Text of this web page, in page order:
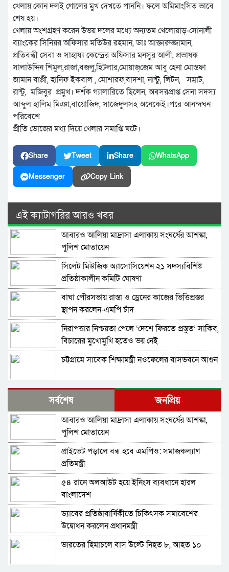
খেলায় কোন দলই গোলের মুখ দেখতে পাননি। ফলে অমিমাংসিত ভাবে
শেষ হয়।
খেলায় অংশগ্রহণ করেন উভয় দলের মধ্যে অন্যতম খেলোয়াড়-সোনালী
ব্যাংকের সিনিয়র অফিসার মতিউর রহমান, ডাঃ আক্তারুজ্জামান,
প্রতিবন্ধী সেবা ও সাহায্য কেন্দ্রের অফিসার মনসুর আলী, প্রভাষক
সালাউদ্দিন শিমুল,রাজা,বজলু,হিটলার,মোয়াজ্জেম আবু হেনা মোস্তফা
জামান বাপ্পী, হানিফ ইকবাল , মোশারফ,বাদশা, নান্টু, লিটন, সম্রাট,
রান্টু, মজিবুর প্রমুখ। দর্শক গ্যালারিতে ছিলেন, অবসরপ্রাপ্ত সেনা সদস্য
আব্দুল হালিম মিঞা,বায়োজিদ, সাজেদুলসহ অনেকেই।পরে আনন্দঘন
পরিবেশে
প্রীতি ভোজের মধ্য দিয়ে খেলার সমাপ্তি ঘটে।
Share Tweet Share WhatsApp
Messenger Copy Link
এই ক্যাটাগরির আরও খবর
আবারও আলিয়া মাদ্রাসা এলাকায় সংঘর্ষের আশঙ্কা,
পুলিশ মোতায়েন
সিলেট মিউজিক অ্যাসোসিয়েশন ২১ সদস্যবিশিষ্ট
প্রতিষ্ঠাকালীন কমিটি ঘোষণা
বাঘা পৌরসভায় রাস্তা ও ড্রেনের কাজের ভিত্তিপ্রস্তর
স্থাপন করলেন-এমপি চাঁদ
নিরাপত্তার নিশ্চয়তা পেলে ‘দেশে ফিরতে প্রস্তুত’ সাকিব,
বিচারের মুখোমুখি হতেও ভয় নেই
চট্টগ্রামে সাবেক শিক্ষামন্ত্রী নওফেলের বাসভবনে আগুন
বগুড়ায় ও সিলেটে দুই ঘণ্টার ব্যবধানে সড়ক দুর্ঘটনায়
শিশুসহ প্রাণ গেল ১৫ জনের
ঢাকায় বাসভবনে অগ্নিকাণ্ড, স্ত্রীসহ হাসপাতালে ভর্তি
পাকিস্তান হাইকমিশনার
আওয়ামী লীগ আমাদের শত্রু নয়, অচিরেই আওয়ামী
লীগ বিএনপির সঙ্গে মিশে যাবে: সংসদ সদস্য নাছির
শহীদ আহসান জুলাই যোদ্ধা নন—দাবি বিএনপি নেতার,
জামায়াত নেতা বললেন, ‘সারজিসও ছাত্রলীগ করতেন’
সাকিব আল হাসানের বাড়িতে পেট্রোল ঢেলে আগুন
দেওয়ার চেষ্টা, ভাঙচুর
গাজীপুর-৫ আসনের সাবেক এমপি আখতারুজ্জামান
সর্বশেষ জনপ্রিয়
আবারও আলিয়া মাদ্রাসা এলাকায় সংঘর্ষের আশঙ্কা,
পুলিশ মোতায়েন
প্রাইভেট পড়ালে বন্ধ হবে এমপিও: সমাজকল্যাণ
প্রতিমন্ত্রী
৫৪ রানে অলআউট হয়ে ইনিংস ব্যবধানে হারল
বাংলাদেশ
ড্যাবের প্রতিষ্ঠাবার্ষিকীতে চিকিৎসক সমাবেশের
উদ্বোধন করলেন প্রধানমন্ত্রী
ভারতের হিমাচলে বাস উল্টে নিহত ৮, আহত ১০